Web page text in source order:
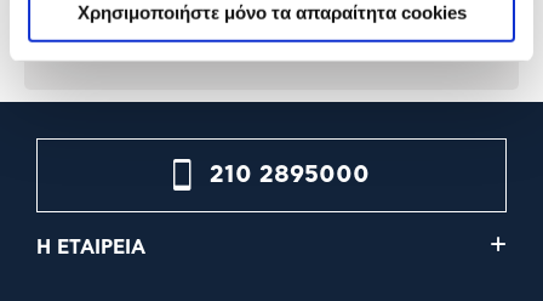
Χρησιμοποιήστε μόνο τα απαραίτητα cookies
210 2895000
Η ΕΤΑΙΡΕΙΑ